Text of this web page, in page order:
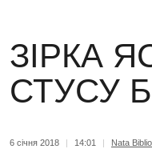
ЗІРКА
СТУСУ
6 січня 2018 | 14:01 | Nata